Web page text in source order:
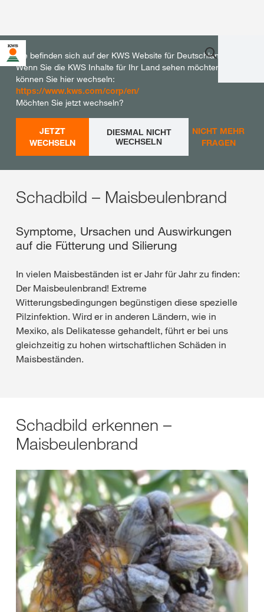
Sie befinden sich auf der KWS Website für Deutschland.
Wenn Sie die KWS Inhalte für Ihr Land sehen möchten,
können Sie hier wechseln:
https://www.kws.com/corp/en/
Möchten Sie jetzt wechseln?
JETZT
WECHSELN
DIESMAL NICHT
WECHSELN
NICHT MEHR
FRAGEN
Schadbild – Maisbeulenbrand
Symptome, Ursachen und Auswirkungen
auf die Fütterung und Silierung
In vielen Maisbeständen ist er Jahr für Jahr zu finden:
Der Maisbeulenbrand! Extreme
Witterungsbedingungen begünstigen diese spezielle
Pilzinfektion. Wird er in anderen Ländern, wie in
Mexiko, als Delikatesse gehandelt, führt er bei uns
gleichzeitig zu hohen wirtschaftlichen Schäden in
Maisbeständen.
Schadbild erkennen –
Maisbeulenbrand